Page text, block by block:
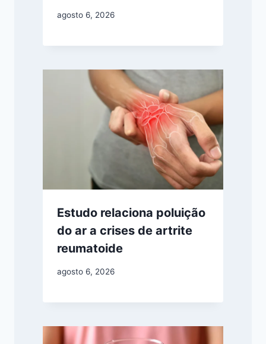
agosto 6, 2026
Estudo relaciona poluição
do ar a crises de artrite
reumatoide
agosto 6, 2026